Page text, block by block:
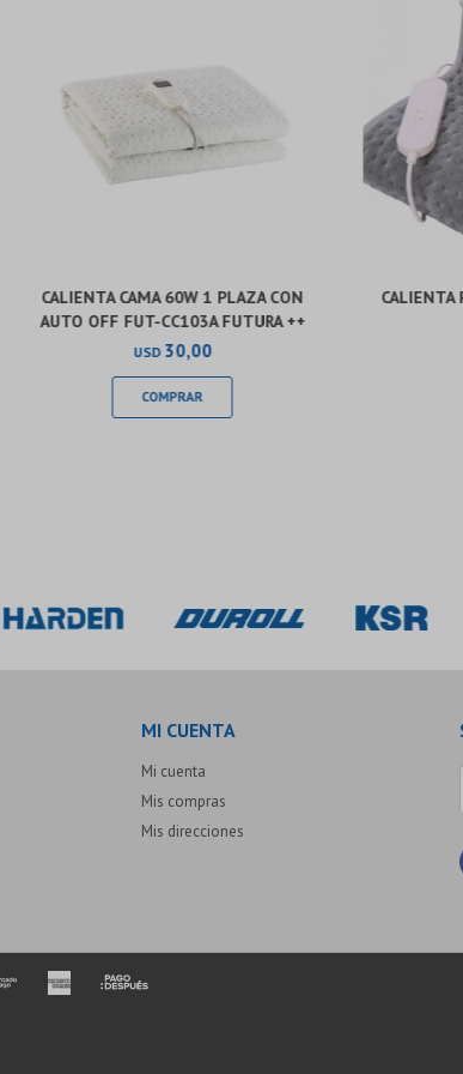
CALIENTA CAMA 60W 1 PLAZA CON
AUTO OFF FUT-CC103A FUTURA ++
USD 30,00
CALIENTA
MI CUENTA
Mi cuenta
Mis compras
Mis direcciones